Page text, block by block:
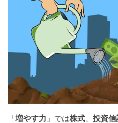
「 増やす力 」では株式 投資信